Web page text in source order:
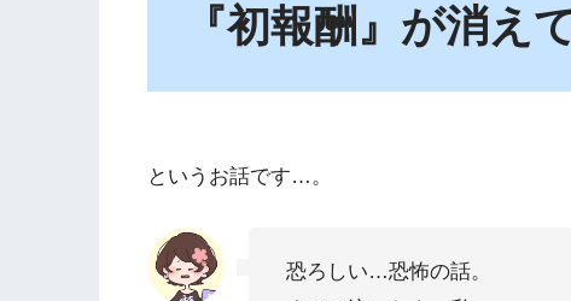
『初報酬』が消え
というお話です…。
恐ろしい…恐怖の話。